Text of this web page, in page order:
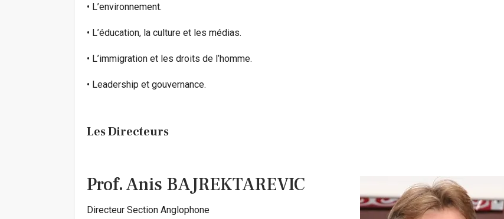
• L’environnement.
• L’éducation, la culture et les médias.
• L’immigration et les droits de l’homme.
• Leadership et gouvernance.
Les Directeurs
Prof. Anis BAJREKTAREVIC
Directeur Section Anglophone